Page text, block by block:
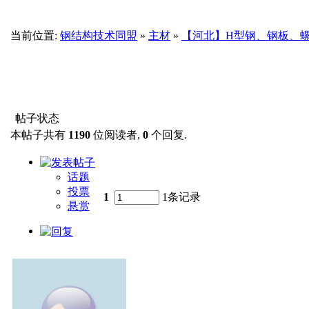
当前位置: 钢结构技术同盟 » 主材 » 【河北】H型钢、钢板、
帖子状态
本帖子共有 1190 位阅读者, 0 个回复.
话题
投票
悬赏
1 1条记录